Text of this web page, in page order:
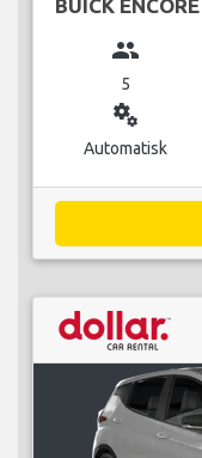
BUICK ENCORE
group
5
miscellaneous_services
Automatisk